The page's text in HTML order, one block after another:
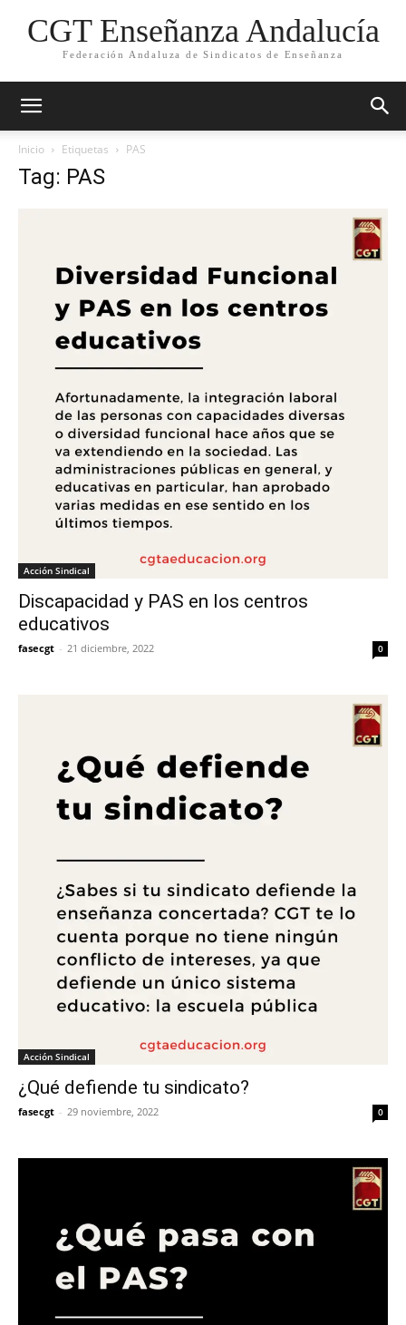
CGT Enseñanza Andalucía
Federación Andaluza de Sindicatos de Enseñanza
Inicio Etiquetas PAS
Tag: PAS
Acción Sindical
Discapacidad y PAS en los centros
educativos
fasecgt - 21 diciembre, 2022 0
Acción Sindical
¿Qué defiende tu sindicato?
fasecgt - 29 noviembre, 2022 0